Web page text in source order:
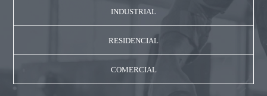
INDUSTRIAL
RESIDENCIAL
COMERCIAL